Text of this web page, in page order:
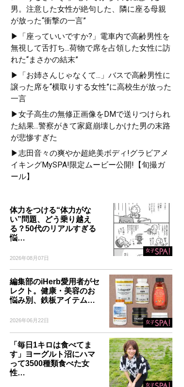
男。注意した女性が絶句した、隣に座る母親
が放った“衝撃の一言”
▶「座っていいですか?」電車内で高齢男性を
無視して舌打ち...荷物で席を占領した女性に訪
れた“まさかの結末”
▶「お姉さんじゃなくて...」バスで高齢男性に
譲った席を“横取りする女性”に高校生が放った
一言
▶女子高生の無修正画像をDMで送りつけられ
た結果...警察がきて家庭崩壊しかけた男の末路
が悲惨すぎた
▶志田音々の爽やか超絶美ボディ!グラビアメ
イキングMySPA!限定ムービー公開!【旬撮ガ
ール】
体力をつける“体力がな
い”問題、どう乗り越え
る？50代のリアルすぎる
悩…
2026年08月07日
編集部のiHerb愛用者がセ
レクト。健康・美容のお
悩み別、鉄板アイテム…
2026年06月22日
「毎日1キロは食べてま
す」ヨーグルト沼にハマ
って3500種類食べた女
性…